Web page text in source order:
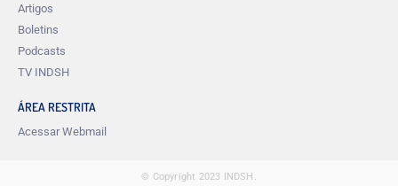
Artigos
Boletins
Podcasts
TV INDSH
ÁREA RESTRITA
Acessar Webmail
© Copyright 2023 INDSH.